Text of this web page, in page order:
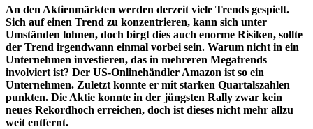
An den Aktienmärkten werden derzeit viele Trends gespielt.
Sich auf einen Trend zu konzentrieren, kann sich unter
Umständen lohnen, doch birgt dies auch enorme Risiken, sollte
der Trend irgendwann einmal vorbei sein. Warum nicht in ein
Unternehmen investieren, das in mehreren Megatrends
involviert ist? Der US-Onlinehändler Amazon ist so ein
Unternehmen. Zuletzt konnte er mit starken Quartalszahlen
punkten. Die Aktie konnte in der jüngsten Rally zwar kein
neues Rekordhoch erreichen, doch ist dieses nicht mehr allzu
weit entfernt.